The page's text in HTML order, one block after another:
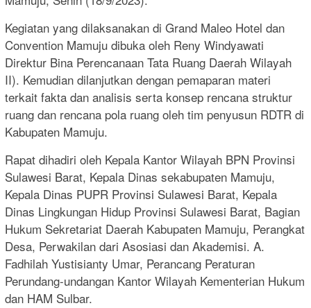
Kegiatan yang dilaksanakan di Grand Maleo Hotel dan
Convention Mamuju dibuka oleh Reny Windyawati
Direktur Bina Perencanaan Tata Ruang Daerah Wilayah
II). Kemudian dilanjutkan dengan pemaparan materi
terkait fakta dan analisis serta konsep rencana struktur
ruang dan rencana pola ruang oleh tim penyusun RDTR di
Kabupaten Mamuju.
Rapat dihadiri oleh Kepala Kantor Wilayah BPN Provinsi
Sulawesi Barat, Kepala Dinas sekabupaten Mamuju,
Kepala Dinas PUPR Provinsi Sulawesi Barat, Kepala
Dinas Lingkungan Hidup Provinsi Sulawesi Barat, Bagian
Hukum Sekretariat Daerah Kabupaten Mamuju, Perangkat
Desa, Perwakilan dari Asosiasi dan Akademisi. A.
Fadhilah Yustisianty Umar, Perancang Peraturan
Perundang-undangan Kantor Wilayah Kementerian Hukum
dan HAM Sulbar.